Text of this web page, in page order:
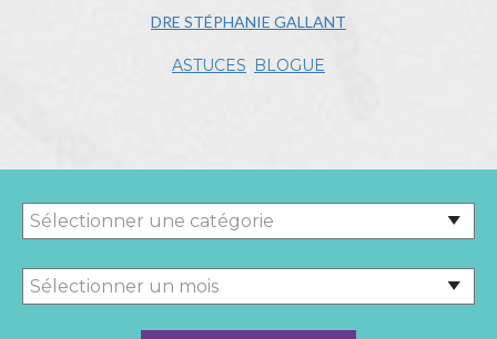
DRE STÉPHANIE GALLANT
ASTUCES BLOGUE